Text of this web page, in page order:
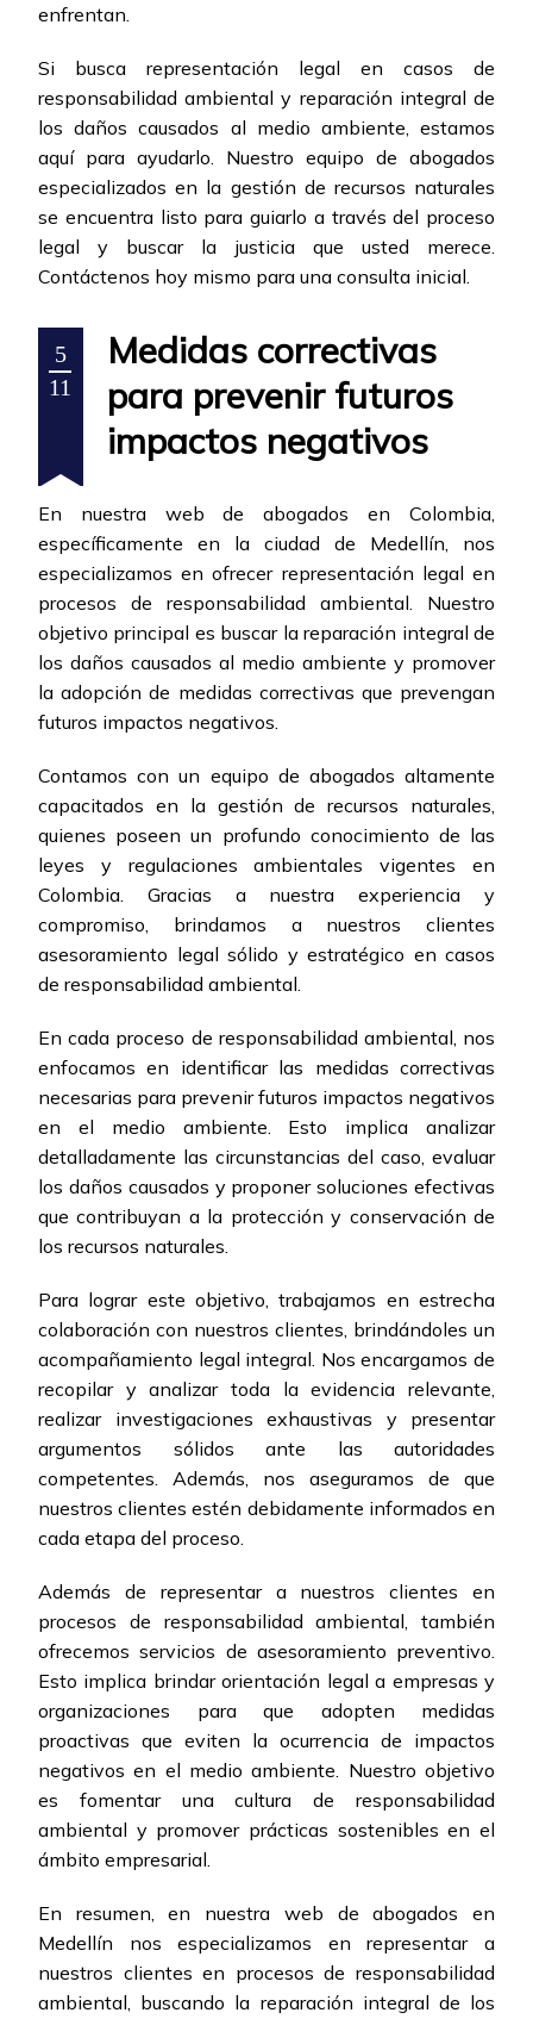
enfrentan.
Si busca representación legal en casos de
responsabilidad ambiental y reparación integral de
los daños causados al medio ambiente, estamos
aquí para ayudarlo. Nuestro equipo de abogados
especializados en la gestión de recursos naturales
se encuentra listo para guiarlo a través del proceso
legal y buscar la justicia que usted merece.
Contáctenos hoy mismo para una consulta inicial.
5
11
Medidas correctivas
para prevenir futuros
impactos negativos
En nuestra web de abogados en Colombia,
específicamente en la ciudad de Medellín, nos
especializamos en ofrecer representación legal en
procesos de responsabilidad ambiental. Nuestro
objetivo principal es buscar la reparación integral de
los daños causados al medio ambiente y promover
la adopción de medidas correctivas que prevengan
futuros impactos negativos.
Contamos con un equipo de abogados altamente
capacitados en la gestión de recursos naturales,
quienes poseen un profundo conocimiento de las
leyes y regulaciones ambientales vigentes en
Colombia. Gracias a nuestra experiencia y
compromiso, brindamos a nuestros clientes
asesoramiento legal sólido y estratégico en casos
de responsabilidad ambiental.
En cada proceso de responsabilidad ambiental, nos
enfocamos en identificar las medidas correctivas
necesarias para prevenir futuros impactos negativos
en el medio ambiente. Esto implica analizar
detalladamente las circunstancias del caso, evaluar
los daños causados y proponer soluciones efectivas
que contribuyan a la protección y conservación de
los recursos naturales.
Para lograr este objetivo, trabajamos en estrecha
colaboración con nuestros clientes, brindándoles un
acompañamiento legal integral. Nos encargamos de
recopilar y analizar toda la evidencia relevante,
realizar investigaciones exhaustivas y presentar
argumentos sólidos ante las autoridades
competentes. Además, nos aseguramos de que
nuestros clientes estén debidamente informados en
cada etapa del proceso.
Además de representar a nuestros clientes en
procesos de responsabilidad ambiental, también
ofrecemos servicios de asesoramiento preventivo.
Esto implica brindar orientación legal a empresas y
organizaciones para que adopten medidas
proactivas que eviten la ocurrencia de impactos
negativos en el medio ambiente. Nuestro objetivo
es fomentar una cultura de responsabilidad
ambiental y promover prácticas sostenibles en el
ámbito empresarial.
En resumen, en nuestra web de abogados en
Medellín nos especializamos en representar a
nuestros clientes en procesos de responsabilidad
ambiental, buscando la reparación integral de los